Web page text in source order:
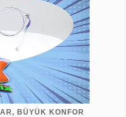
BÜYÜK KONFOR